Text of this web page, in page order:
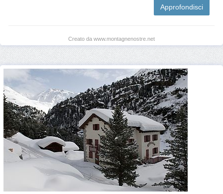
Approfondisci
Creato da www.montagnenostre.net